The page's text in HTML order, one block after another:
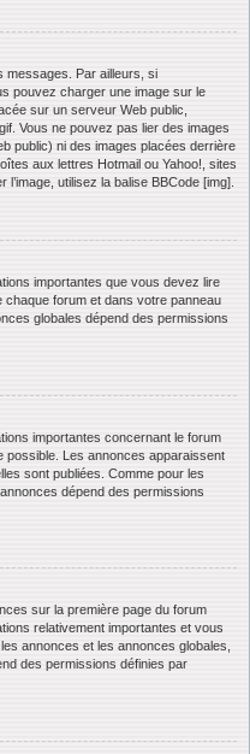
messages. Par ailleurs, si
pouvez charger une image sur le
sur un serveur Web public,
Vous ne pouvez pas lier des images
public) ni des images placées derrière
aux lettres Hotmail ou Yahoo!, sites
utilisez la balise BBCode [img].
importantes que vous devez lire
forum et dans votre panneau
globales dépend des permissions
importantes concernant le forum
possible. Les annonces apparaissent
sont publiées. Comme pour les
dépend des permissions
sur la première page du forum
relativement importantes et vous
annonces et les annonces globales,
des permissions définies par